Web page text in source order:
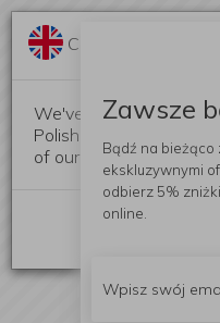
Change language?
We've detected that
Polish. Would you like
of our website?
Zawsze
Bądź na bieżąco
ekskluzywnymi
odbierz 5% zniżki
online.